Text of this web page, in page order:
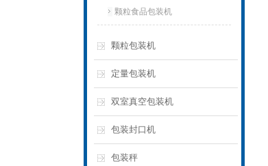
颗粒食品包装机
颗粒包装机
定量包装机
双室真空包装机
包装封口机
包装秤